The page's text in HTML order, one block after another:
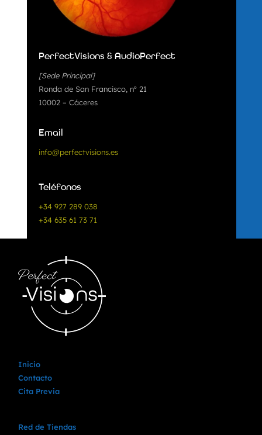
PerfectVisions & AudioPerfect
[Sede Principal]
Ronda de San Francisco, nº 21
10002 – Cáceres
Email
info@perfectvisions.es
Teléfonos
+34 927 289 038
+34 635 61 73 71
Inicio
Contacto
Cita Previa
Red de Tiendas